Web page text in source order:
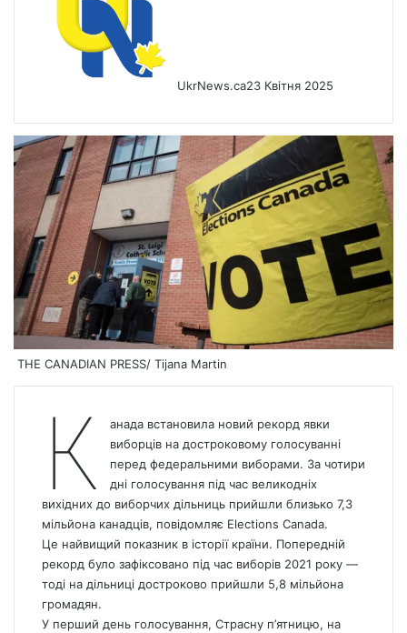
UkrNews.ca23 Квітня 2025
THE CANADIAN PRESS/ Tijana Martin
К анадавстановила новий рекорд явки
виборців на достроковому голосуванні
перед федеральними виборами. За чотири
дні голосування під час великодніх
вихідних до виборчих дільниць прийшли близько 7,3
мільйона канадців, повідомляє Elections Canada.
Це найвищий показник в історії країни. Попередній
рекорд було зафіксовано під час виборів 2021 року —
тоді на дільниці достроково прийшли 5,8 мільйона
громадян.
У перший день голосування, Страсну п’ятницю, на